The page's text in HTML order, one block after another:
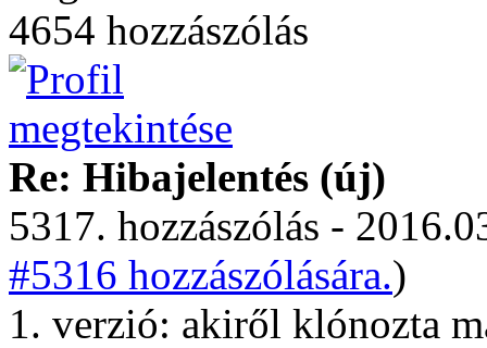
4654 hozzászólás
Re: Hibajelentés (új)
5317. hozzászólás -
#5316 hozzászólására.)
1. verzió: akiről klónozta